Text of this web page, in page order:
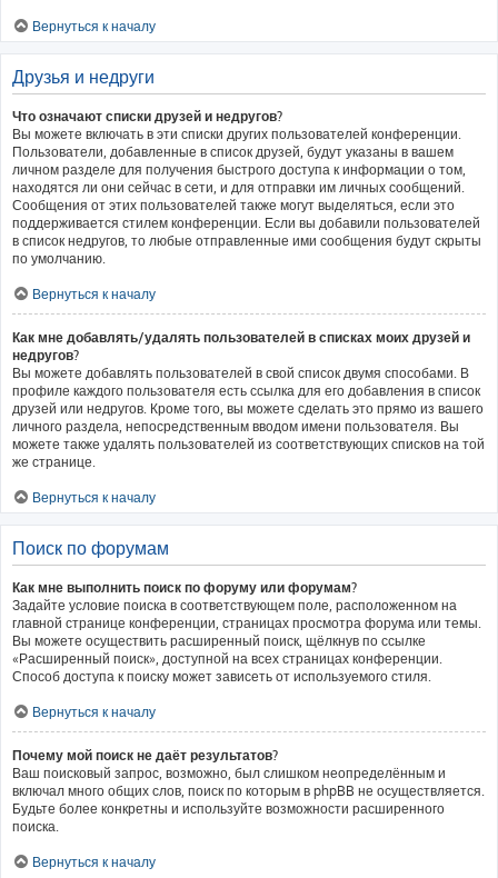
Вернуться к началу
Друзья и недруги
Что означают списки друзей и недругов?
Вы можете включать в эти списки других пользователей конференции.
Пользователи, добавленные в список друзей, будут указаны в вашем
личном разделе для получения быстрого доступа к информации о том,
находятся ли они сейчас в сети, и для отправки им личных сообщений.
Сообщения от этих пользователей также могут выделяться, если это
поддерживается стилем конференции. Если вы добавили пользователей
в список недругов, то любые отправленные ими сообщения будут скрыты
по умолчанию.
Вернуться к началу
Как мне добавлять/удалять пользователей в списках моих друзей и
недругов?
Вы можете добавлять пользователей в свой список двумя способами. В
профиле каждого пользователя есть ссылка для его добавления в список
друзей или недругов. Кроме того, вы можете сделать это прямо из вашего
личного раздела, непосредственным вводом имени пользователя. Вы
можете также удалять пользователей из соответствующих списков на той
же странице.
Вернуться к началу
Поиск по форумам
Как мне выполнить поиск по форуму или форумам?
Задайте условие поиска в соответствующем поле, расположенном на
главной странице конференции, страницах просмотра форума или темы.
Вы можете осуществить расширенный поиск, щёлкнув по ссылке
«Расширенный поиск», доступной на всех страницах конференции.
Способ доступа к поиску может зависеть от используемого стиля.
Вернуться к началу
Почему мой поиск не даёт результатов?
Ваш поисковый запрос, возможно, был слишком неопределённым и
включал много общих слов, поиск по которым в phpBB не осуществляется.
Будьте более конкретны и используйте возможности расширенного
поиска.
Вернуться к началу